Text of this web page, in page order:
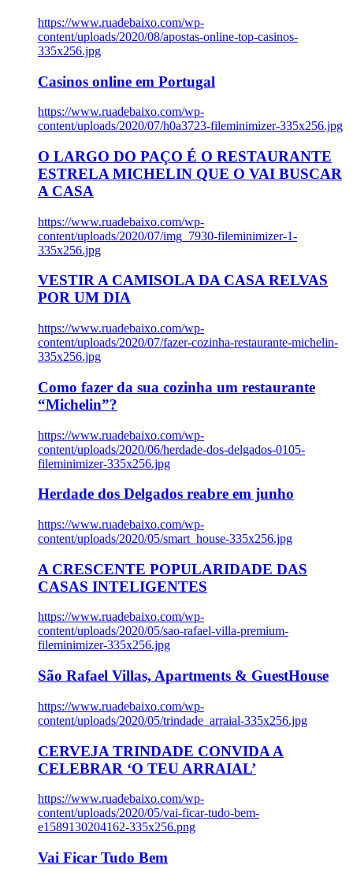
https://www.ruadebaixo.com/wp-
content/uploads/2020/08/apostas-online-top-casinos-
335x256.jpg
Casinos online em Portugal
https://www.ruadebaixo.com/wp-
content/uploads/2020/07/h0a3723-fileminimizer-335x256.jpg
O LARGO DO PAÇO É O RESTAURANTE
ESTRELA MICHELIN QUE O VAI BUSCAR
A CASA
https://www.ruadebaixo.com/wp-
content/uploads/2020/07/img_7930-fileminimizer-1-
335x256.jpg
VESTIR A CAMISOLA DA CASA RELVAS
POR UM DIA
https://www.ruadebaixo.com/wp-
content/uploads/2020/07/fazer-cozinha-restaurante-michelin-
335x256.jpg
Como fazer da sua cozinha um restaurante
“Michelin”?
https://www.ruadebaixo.com/wp-
content/uploads/2020/06/herdade-dos-delgados-0105-
fileminimizer-335x256.jpg
Herdade dos Delgados reabre em junho
https://www.ruadebaixo.com/wp-
content/uploads/2020/05/smart_house-335x256.jpg
A CRESCENTE POPULARIDADE DAS
CASAS INTELIGENTES
https://www.ruadebaixo.com/wp-
content/uploads/2020/05/sao-rafael-villa-premium-
fileminimizer-335x256.jpg
São Rafael Villas, Apartments & GuestHouse
https://www.ruadebaixo.com/wp-
content/uploads/2020/05/trindade_arraial-335x256.jpg
CERVEJA TRINDADE CONVIDA A
CELEBRAR ‘O TEU ARRAIAL’
https://www.ruadebaixo.com/wp-
content/uploads/2020/05/vai-ficar-tudo-bem-
e1589130204162-335x256.png
Vai Ficar Tudo Bem